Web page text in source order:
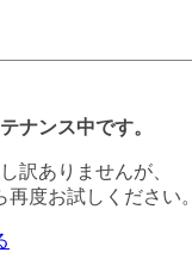
ナンス中です。
訳ありませんが、
度お試しください。